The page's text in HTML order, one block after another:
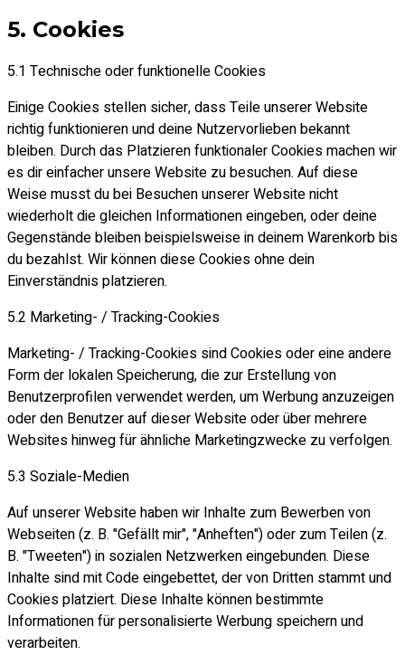
5. Cookies
5.1 Technische oder funktionelle Cookies
Einige Cookies stellen sicher, dass Teile unserer Website
richtig funktionieren und deine Nutzervorlieben bekannt
bleiben. Durch das Platzieren funktionaler Cookies machen wir
es dir einfacher unsere Website zu besuchen. Auf diese
Weise musst du bei Besuchen unserer Website nicht
wiederholt die gleichen Informationen eingeben, oder deine
Gegenstände bleiben beispielsweise in deinem Warenkorb bis
du bezahlst. Wir können diese Cookies ohne dein
Einverständnis platzieren.
5.2 Marketing- / Tracking-Cookies
Marketing- / Tracking-Cookies sind Cookies oder eine andere
Form der lokalen Speicherung, die zur Erstellung von
Benutzerprofilen verwendet werden, um Werbung anzuzeigen
oder den Benutzer auf dieser Website oder über mehrere
Websites hinweg für ähnliche Marketingzwecke zu verfolgen.
5.3 Soziale-Medien
Auf unserer Website haben wir Inhalte zum Bewerben von
Webseiten (z. B. "Gefällt mir", "Anheften") oder zum Teilen (z.
B. "Tweeten") in sozialen Netzwerken eingebunden. Diese
Inhalte sind mit Code eingebettet, der von Dritten stammt und
Cookies platziert. Diese Inhalte können bestimmte
Informationen für personalisierte Werbung speichern und
verarbeiten.